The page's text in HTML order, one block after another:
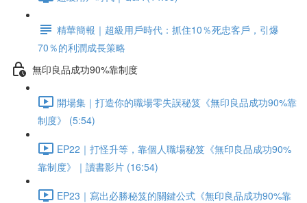
精華簡報｜超級用戶時代：抓住10％死忠客戶，引爆
70％的利潤成長策略
無印良品成功90%靠制度
開場集｜打造你的職場零失誤秘笈《無印良品成功90%靠
制度》 (5:54)
EP22｜打怪升等，靠個人職場秘笈《無印良品成功90%
靠制度》｜讀書影片 (16:54)
EP23｜寫出必勝秘笈的關鍵公式《無印良品成功90%靠